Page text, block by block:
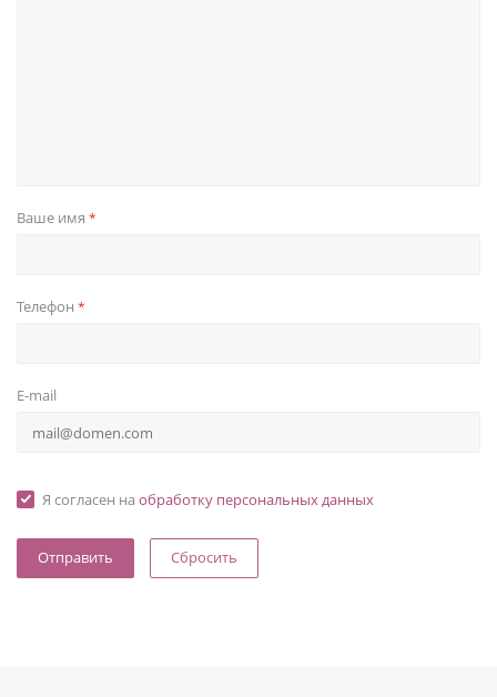
Ваше имя *
Телефон *
E-mail
Я согласен на обработку персональных данных
Сбросить